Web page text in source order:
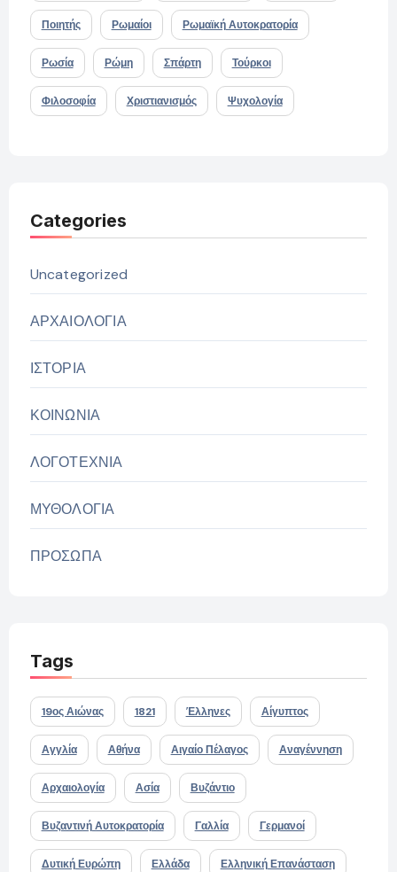
Ποιητής Ρωμαίοι Ρωμαϊκή Αυτοκρατορία
Ρωσία Ρώμη Σπάρτη Τούρκοι
Φιλοσοφία Χριστιανισμός Ψυχολογία
Categories
Uncategorized
ΑΡΧΑΙΟΛΟΓΙΑ
ΙΣΤΟΡΙΑ
ΚΟΙΝΩΝΙΑ
ΛΟΓΟΤΕΧΝΙΑ
ΜΥΘΟΛΟΓΙΑ
ΠΡΟΣΩΠΑ
Tags
19ος Αιώνας 1821 Έλληνες Αίγυπτος
Αγγλία Αθήνα Αιγαίο Πέλαγος Αναγέννηση
Αρχαιολογία Ασία Βυζάντιο
Βυζαντινή Αυτοκρατορία Γαλλία Γερμανοί
Δυτική Ευρώπη Ελλάδα Ελληνική Επανάσταση